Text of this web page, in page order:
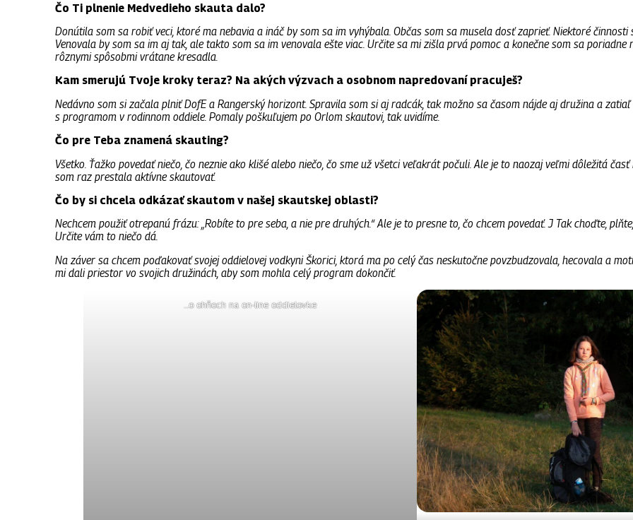
Čo Ti plnenie Medvedieho skauta dalo?
Donútila som sa robiť veci, ktoré ma nebavia a ináč by som sa im vyhýbala. Občas som sa musela dosť zaprieť. Niektoré činnosti
Venovala by som sa im aj tak, ale takto som sa im venovala ešte viac. Určite sa mi zišla prvá pomoc a konečne som sa poriadne
rôznymi spôsobmi vrátane kresadla.
Kam smerujú Tvoje kroky teraz? Na akých výzvach a osobnom napredovaní pracuješ?
Nedávno som si začala plniť DofE a Rangerský horizont. Spravila som si aj radcák, tak možno sa časom nájde aj družina a
s programom v rodinnom oddiele. Pomaly poškuľujem po Orlom skautovi, tak uvidíme.
Čo pre Teba znamená skauting?
Všetko. Ťažko povedať niečo, čo neznie ako klišé alebo niečo, čo sme už všetci veľakrát počuli. Ale je to naozaj veľmi dôležitá
som raz prestala aktívne skautovať.
Čo by si chcela odkázať skautom v našej skautskej oblasti?
Nechcem použiť otrepanú frázu: „Robíte to pre seba, a nie pre druhých.“ Ale je to presne to, čo chcem povedať. J Tak choďte,
Určite vám to niečo dá.
Na záver sa chcem poďakovať svojej oddielovej vodkyni Škorici, ktorá ma po celý čas neskutočne povzbudzovala, hecovala a
mi dali priestor vo svojich družinách, aby som mohla celý program dokončiť.
…o ohňoch na on-line oddielovke